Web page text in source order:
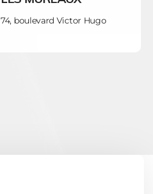
74, boulevard Victor Hugo